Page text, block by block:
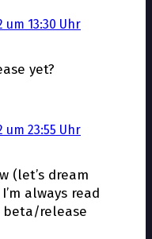
um 13:30 Uhr
yet?
um 23:55 Uhr
(let’s dream
always read
release